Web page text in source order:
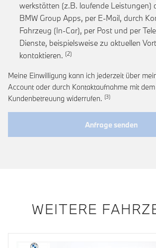
werkstätten (z.B. laufende Leistungen)
BMW Group Apps, per E-Mail, durch
Fahrzeug (In-Car), per Post und per
Dienste, beispielsweise zu aktuellen
kontaktieren. Link zur Fußnote:
Meine Einwilligung kann ich jederzeit über
Account oder durch Kontaktaufnahme mit
Kundenbetreuung widerrufen. Link zur
Anfrage senden
WEITERE